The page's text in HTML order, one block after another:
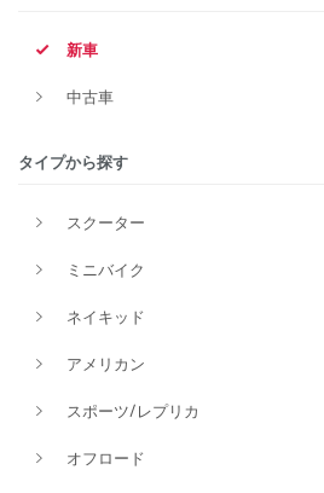
新車
中古車
タイプから探す
スクーター
ミニバイク
ネイキッド
アメリカン
スポーツ/レプリカ
オフロード